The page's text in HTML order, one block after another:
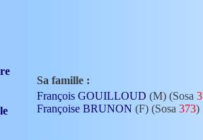
Sa famille :
François GOUILLOUD (M) (Sosa
Françoise BRUNON (F) (Sosa 373)